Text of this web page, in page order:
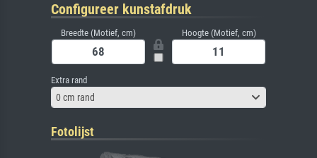
Configureer kunstafdruk
Breedte (Motief, cm) Hoogte (Motief, cm)
Extra rand
0 cm rand
Fotolijst